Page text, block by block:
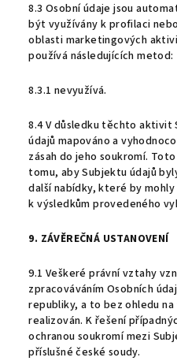
8.3 Osobní údaje jsou
být využívány k profilaci
oblasti marketingových
používá následujících metod:
8.3.1 nevyužívá.
8.4 V důsledku těchto aktivit
údajů mapováno a
zásah do jeho soukromí.
tomu, aby Subjektu údajů
další nabídky, které by
k výsledkům provedeného
9. ZÁVĚREČNÁ USTANOVENÍ
9.1 Veškeré právní vztahy
zpracováváním Osobních
republiky, a to bez ohledu
realizován. K řešení
ochranou soukromí mezi
příslušné české soudy.